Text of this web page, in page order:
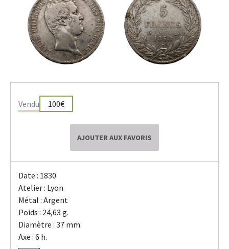
Vendu 100€
AJOUTER AUX FAVORIS
Date : 1830
Atelier : Lyon
Métal : Argent
Poids : 24,63 g.
Diamètre : 37 mm.
Axe : 6 h.